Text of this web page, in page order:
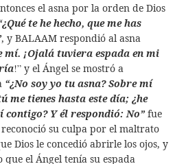
el asna por la orden de Dios
te he hecho, que me has
, y BALAAM respondió al asna
mí. ¡Ojalá tuviera espada en mi
!” y el Ángel se mostró a
“¿No soy yo tu asna? Sobre mí
me tienes hasta este día; ¿he
Y él respondió: No”fue
su culpa por el maltrato
Dios le concedió abrirle los ojos, y
el Ángel tenía su espada